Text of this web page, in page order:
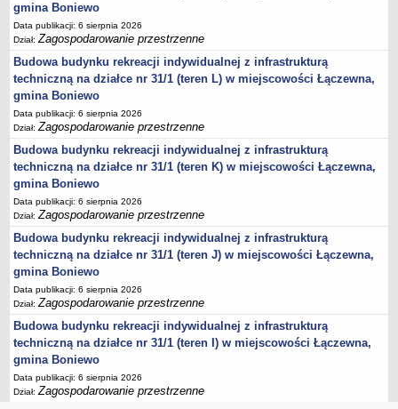
Lista aktywności społecznych
Lista lokalnych liderów
Podmioty uprawnione do świadczenia usług integracji społecznej
Podmioty realizujące usługi integracji społecznej w 2009
Wykaz usług społecznych
Plan utrwalania rezultatów
MIENIE KOMUNALNE
2006
2007
2008
2010
2009
POMOC PUBLICZNA
PUBLICZNIE DOSTĘPNY WYKAZ DANYCH ZAWIERAJĄCYCH INFORMACJE O
ŚRODOWISKU I JEGO OCHRONIE
Pliki do pobrania
Udostepnianie informacji o środowisku
Informacja o wykazie
gmina Boniewo
Data publikacji: 6 sierpnia 2026
Dział:Zagospodarowanie przestrzenne
Budowa budynku rekreacji indywidualnej z infrastrukturą
techniczną na działce nr 31/1 (teren L) w miejscowości Łączewna,
gmina Boniewo
Data publikacji: 6 sierpnia 2026
Dział:Zagospodarowanie przestrzenne
Budowa budynku rekreacji indywidualnej z infrastrukturą
techniczną na działce nr 31/1 (teren K) w miejscowości Łączewna,
gmina Boniewo
Data publikacji: 6 sierpnia 2026
Dział:Zagospodarowanie przestrzenne
Budowa budynku rekreacji indywidualnej z infrastrukturą
techniczną na działce nr 31/1 (teren J) w miejscowości Łączewna,
gmina Boniewo
Data publikacji: 6 sierpnia 2026
Dział:Zagospodarowanie przestrzenne
Budowa budynku rekreacji indywidualnej z infrastrukturą
techniczną na działce nr 31/1 (teren I) w miejscowości Łączewna,
gmina Boniewo
Data publikacji: 6 sierpnia 2026
Dział:Zagospodarowanie przestrzenne